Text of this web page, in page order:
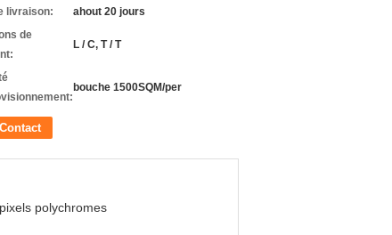
livraison:
ahout 20 jours
de
L / C, T / T
bouche 1500SQM/per
Contact
polychromes